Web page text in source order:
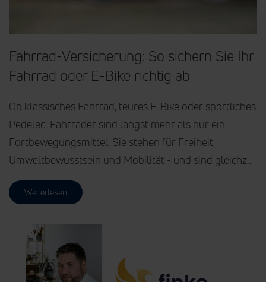
Fahrrad-Versicherung: So sichern Sie Ihr
Fahrrad oder E-Bike richtig ab
Ob klassisches Fahrrad, teures E-Bike oder sportliches
Pedelec: Fahrräder sind längst mehr als nur ein
Fortbewegungsmittel. Sie stehen für Freiheit,
Umweltbewusstsein und Mobilität - und sind gleichz…
Weiterlesen